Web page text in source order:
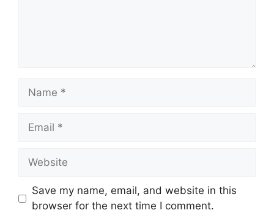
Save my name, email, and website in this
browser for the next time I comment.